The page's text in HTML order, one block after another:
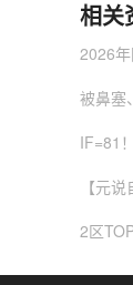
相关
2026
被鼻塞
IF=81
【元
2区